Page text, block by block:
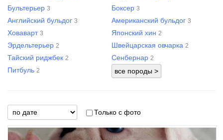
Бультерьер 3 Боксер 3
Английский бульдог 3 Американский бульдог 3
Ховаварт 3 Японский хин 2
Эрдельтерьер 2 Швейцарская овчарка 2
Тайский риджбек 2 Сенбернар 2
Питбуль 2
Только с фото